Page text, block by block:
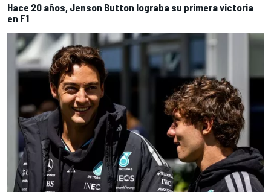
Hace 20 años, Jenson Button lograba su primera victoria
en F1